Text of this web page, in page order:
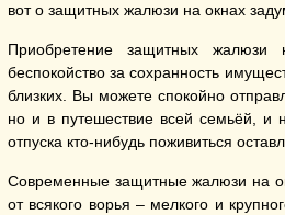
вот о защитных жалюзи на окнах
Приобретение защитных
беспокойство за сохранность
близких. Вы можете спокойно
но и в путешествие всей семьёй, и
отпуска кто-нибудь поживиться
Современные защитные жалюзи на
от всякого ворья – мелкого и